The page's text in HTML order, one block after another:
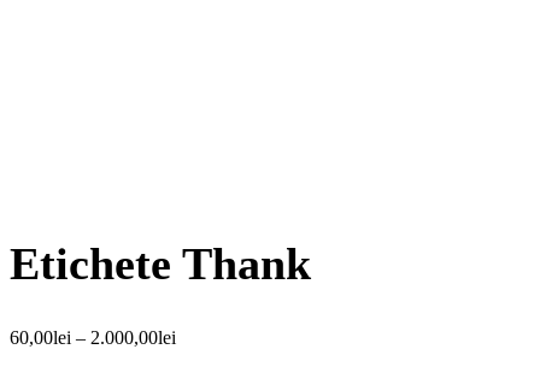
Etichete Thank
60,00lei – 2.000,00lei